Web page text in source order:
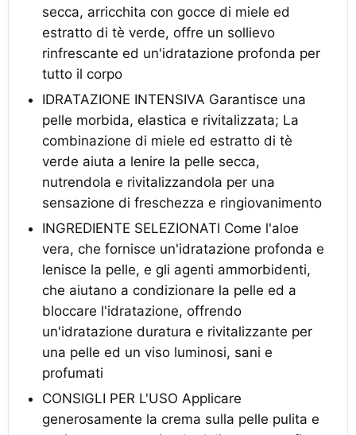
secca, arricchita con gocce di miele ed
estratto di tè verde, offre un sollievo
rinfrescante ed un'idratazione profonda per
tutto il corpo
IDRATAZIONE INTENSIVA Garantisce una
pelle morbida, elastica e rivitalizzata; La
combinazione di miele ed estratto di tè
verde aiuta a lenire la pelle secca,
nutrendola e rivitalizzandola per una
sensazione di freschezza e ringiovanimento
INGREDIENTE SELEZIONATI Come l'aloe
vera, che fornisce un'idratazione profonda e
lenisce la pelle, e gli agenti ammorbidenti,
che aiutano a condizionare la pelle ed a
bloccare l'idratazione, offrendo
un'idratazione duratura e rivitalizzante per
una pelle ed un viso luminosi, sani e
profumati
CONSIGLI PER L'USO Applicare
generosamente la crema sulla pelle pulita e